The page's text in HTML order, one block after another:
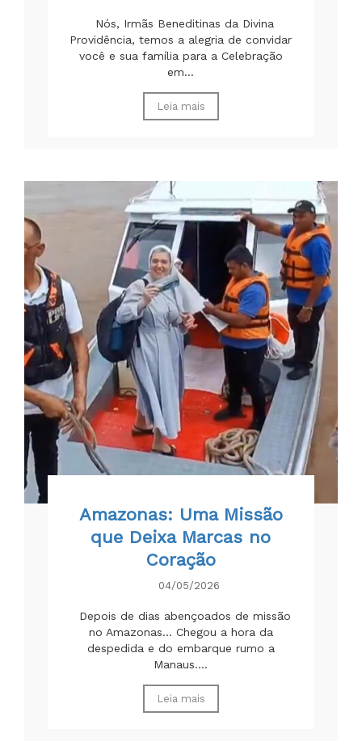
Nós, Irmãs Beneditinas da Divina
Providência, temos a alegria de convidar
você e sua família para a Celebração
em...
Leia mais
Amazonas: Uma Missão
que Deixa Marcas no
Coração
04/05/2026
Depois de dias abençoados de missão
no Amazonas... Chegou a hora da
despedida e do embarque rumo a
Manaus....
Leia mais